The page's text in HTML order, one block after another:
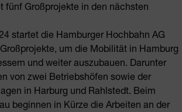
fünf Großprojekte in den nächsten
startet die Hamburger Hochbahn AG
um die Mobilität in Hamburg
und weiter auszubauen. Darunter
von zwei Betriebshöfen sowie der
in Harburg und Rahlstedt. Beim
beginnen in Kürze die Arbeiten an der